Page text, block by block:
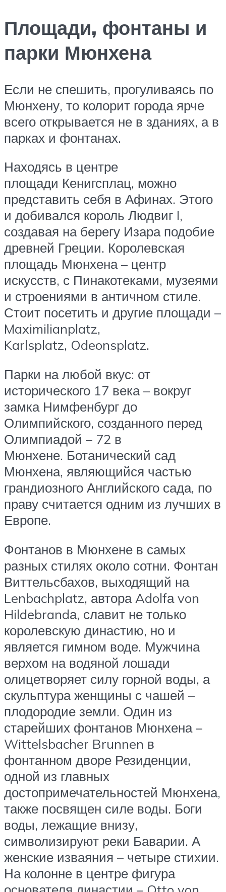
Площади, фонтаны и
парки Мюнхена
Если не спешить, прогуливаясь по
Мюнхену, то колорит города ярче
всего открывается не в зданиях, а в
парках и фонтанах.
Находясь в центре
площади Кенигсплац, можно
представить себя в Афинах. Этого
и добивался король Людвиг I,
создавая на берегу Изара подобие
древней Греции. Королевская
площадь Мюнхена – центр
искусств, с Пинакотеками, музеями
и строениями в античном стиле.
Стоит посетить и другие площади –
Maximilianplatz,
Karlsplatz, Odeonsplatz.
Парки на любой вкус: от
исторического 17 века – вокруг
замка Нимфенбург до
Олимпийского, созданного перед
Олимпиадой – 72 в
Мюнхене. Ботанический сад
Мюнхена, являющийся частью
грандиозного Английского сада, по
праву считается одним из лучших в
Европе.
Фонтанов в Мюнхене в самых
разных стилях около сотни. Фонтан
Виттельсбахов, выходящий на
Lenbachplatz, автора Adolfа von
Hildebrandа, славит не только
королевскую династию, но и
является гимном воде. Мужчина
верхом на водяной лошади
олицетворяет силу горной воды, а
скульптура женщины с чашей –
плодородие земли. Один из
старейших фонтанов Мюнхена –
Wittelsbacher Brunnen в
фонтанном дворе Резиденции,
одной из главных
достопримечательностей Мюнхена,
также посвящен силе воды. Боги
воды, лежащие внизу,
символизируют реки Баварии. А
женские изваяния – четыре стихии.
На колонне в центре фигура